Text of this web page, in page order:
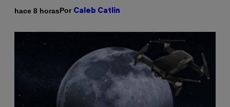
hace 8 horasPor Caleb Catlin